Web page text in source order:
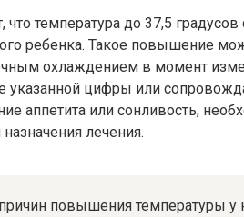
что температура до 37,5
ребенка. Такое повышение
охлаждением в момент
указанной цифры или
аппетита или сонливость,
лечения.
повышения температуры